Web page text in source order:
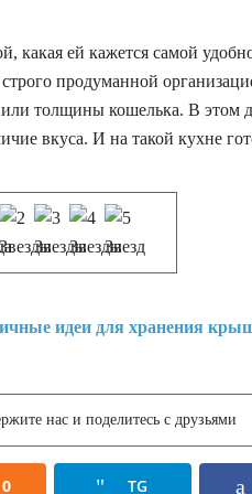
какая ей кажется самой
продуманной
или толщины кошелька. В этом
вкуса. И на такой кухне
нас и поделитесь с друзьями
0 TG